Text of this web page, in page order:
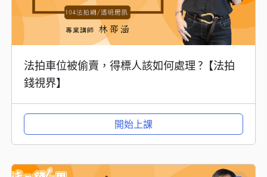
法拍車位被偷賣，得標人該如何處理 ?【法拍
錢視界】
開始上課